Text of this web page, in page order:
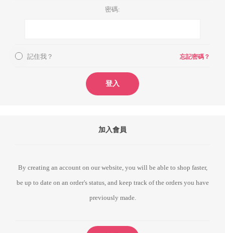
密碼:
記住我？ 忘記密碼？
登入
加入會員
By creating an account on our website, you will be able to shop faster,
be up to date on an order's status, and keep track of the orders you have
previously made.